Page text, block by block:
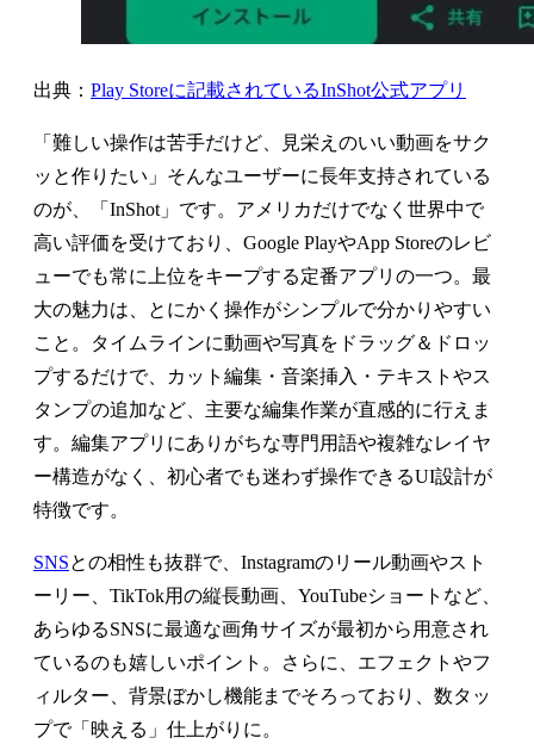
出典： Play Storeに記載されているInShot公式アプリ
「難しい操作は苦手だけど、見栄えのいい動画をサク
ッと作りたい」そんなユーザーに長年支持されている
のが、「InShot」です。アメリカだけでなく世界中で
高い評価を受けており、Google PlayやApp Storeのレビ
ューでも常に上位をキープする定番アプリの一つ。最
大の魅力は、とにかく操作がシンプルで分かりやすい
こと。タイムラインに動画や写真をドラッグ＆ドロッ
プするだけで、カット編集・音楽挿入・テキストやス
タンプの追加など、主要な編集作業が直感的に行えま
す。編集アプリにありがちな専門用語や複雑なレイヤ
ー構造がなく、初心者でも迷わず操作できるUI設計が
特徴です。
SNSとの相性も抜群で、Instagramのリール動画やスト
ーリー、TikTok用の縦長動画、YouTubeショートなど、
あらゆるSNSに最適な画角サイズが最初から用意され
ているのも嬉しいポイント。さらに、エフェクトやフ
ィルター、背景ぼかし機能までそろっており、数タッ
プで「映える」仕上がりに。